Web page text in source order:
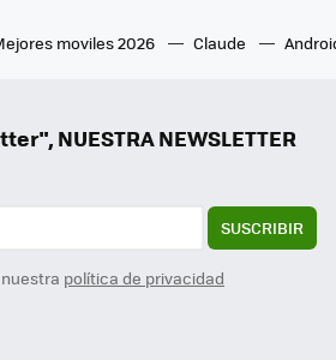
moviles 2026 Claude
NUESTRA NEWSLETTER
SUSCRIBIR
política de privacidad